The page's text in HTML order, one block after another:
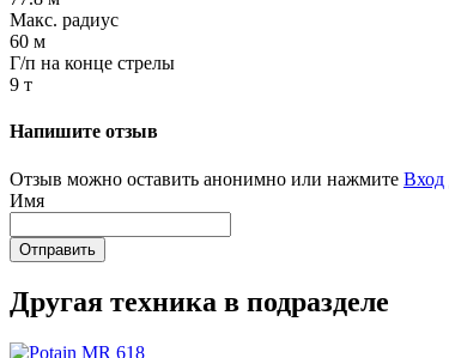
Макс. радиус
60 м
Г/п на конце стрелы
9 т
Напишите отзыв
Отзыв можно оставить анонимно или нажмите Вход
Имя
Отправить
Другая техника в подразделе